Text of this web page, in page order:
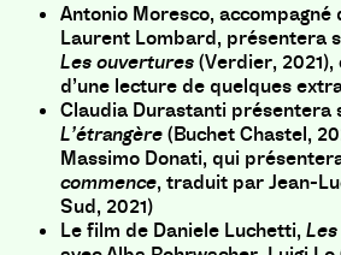
Antonio Moresco,
Laurent Lombard, présentera
Les ouvertures(Verdier,
d’une lecture de quelques
Claudia Durastanti présentera
L’étrangère(Buchet Chastel,
Massimo Donati, qui
commence, traduit par Jean-
Sud, 2021)
Le film de Daniele Luchetti,